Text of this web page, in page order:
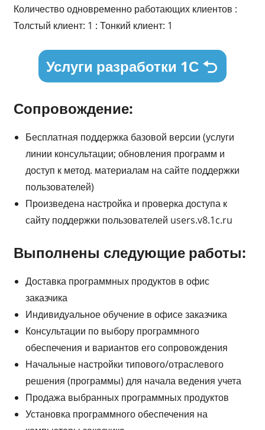
Количество одновременно работающих клиентов :
Толстый клиент: 1 : Тонкий клиент: 1
Услуги разработки 1С
Сопровождение:
Бесплатная поддержка базовой версии (услуги
линии консультации; обновления программ и
доступ к метод. материалам на сайте поддержки
пользователей)
Произведена настройка и проверка доступа к
сайту поддержки пользователей users.v8.1c.ru
Выполнены следующие работы:
Доставка программных продуктов в офис
заказчика
Индивидуальное обучение в офисе заказчика
Консультации по выбору программного
обеспечения и вариантов его сопровождения
Начальные настройки типового/отраслевого
решения (программы) для начала ведения учета
Продажа выбранных программных продуктов
Установка программного обеспечения на